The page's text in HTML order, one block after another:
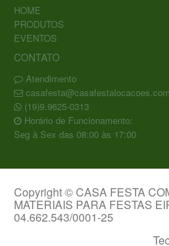
HOME
PRODUTOS
EVENTOS
CONTATO
Atendimento
(19)9.9625-0313
Horário de Funcionamento:
Seg à Sex das 08:00 às 17:00
Copyright © CASA FESTA
MATERIAIS PARA FESTAS
04.662.543/0001-25